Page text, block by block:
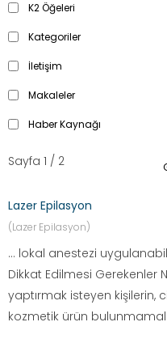
K2 Öğeleri
Kategoriler
İletişim
Makaleler
Haber Kaynağı
Sayfa 1 / 2
Lazer Epilasyon
(Lazer Epilasyon)
... lokal anestezi
Dikkat Edilmesi Gerekenler
yaptırmak isteyen kişilerin,
kozmetik ürün